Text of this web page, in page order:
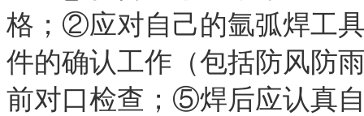
格；②应对自己的氩弧焊工
件的确认工作（包括防风防
前对口检查；⑤焊后应认真